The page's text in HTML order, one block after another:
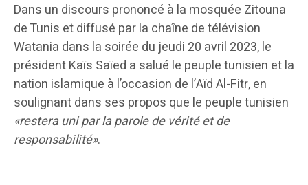
Dans un discours prononcé à la mosquée Zitouna
de Tunis et diffusé par la chaîne de télévision
Watania dans la soirée du jeudi 20 avril 2023, le
président Kaïs Saïed a salué le peuple tunisien et la
nation islamique à l’occasion de l’Aïd Al-Fitr, en
soulignant dans ses propos que le peuple tunisien
«restera uni par la parole de vérité et de
responsabilité».